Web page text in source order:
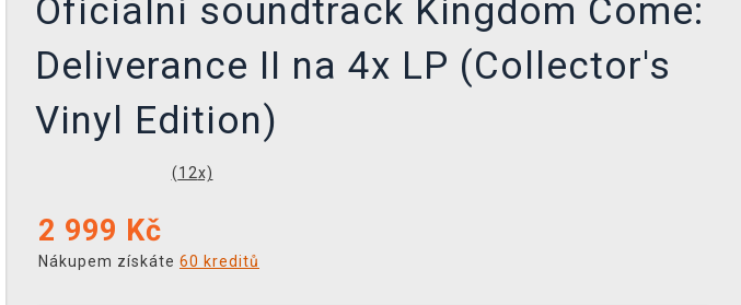
Oficiální soundtrack Kingdom Come:
Deliverance II na 4x LP (Collector's
Vinyl Edition)
(12x)
2 999 Kč
Nákupem získáte 60 kreditů